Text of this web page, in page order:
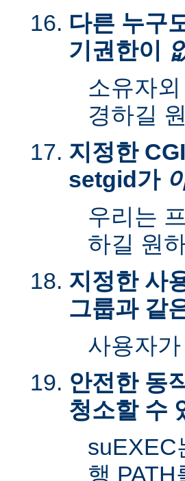
다른 누구
기권한이
소유자
경하길
지정한
setgid가
우리는
하길 원
지정한 사
그룹과 같
사용자
안전한 동
청소할 수
suEXEC
행